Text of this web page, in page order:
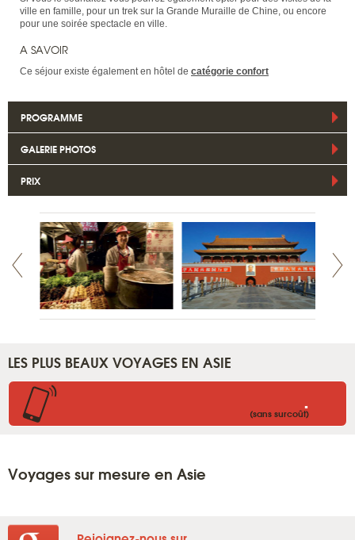
ville en famille, pour un trek sur la Grande Muraille de Chine, ou encore
pour une soirée spectacle en ville.
A SAVOIR
Ce séjour existe également en hôtel de catégorie confort
PROGRAMME
GALERIE PHOTOS
PRIX
LES PLUS BEAUX VOYAGES EN ASIE
.
(sans surcoût)
Voyages sur mesure en Asie